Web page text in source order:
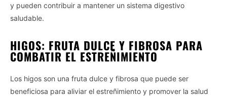
y pueden contribuir a mantener un sistema digestivo
saludable.
HIGOS: FRUTA DULCE Y FIBROSA PARA
COMBATIR EL ESTREÑIMIENTO
Los higos son una fruta dulce y fibrosa que puede ser
beneficiosa para aliviar el estreñimiento y promover la salud